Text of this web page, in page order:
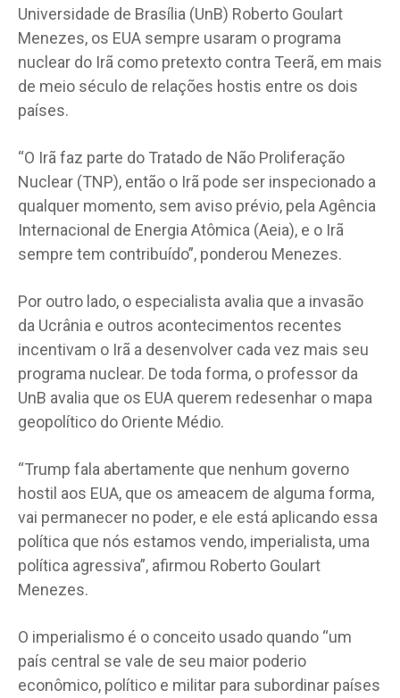
Universidade de Brasília (UnB) Roberto Goulart
Menezes, os EUA sempre usaram o programa
nuclear do Irã como pretexto contra Teerã, em mais
de meio século de relações hostis entre os dois
países.
“O Irã faz parte do Tratado de Não Proliferação
Nuclear (TNP), então o Irã pode ser inspecionado a
qualquer momento, sem aviso prévio, pela Agência
Internacional de Energia Atômica (Aeia), e o Irã
sempre tem contribuído”, ponderou Menezes.
Por outro lado, o especialista avalia que a invasão
da Ucrânia e outros acontecimentos recentes
incentivam o Irã a desenvolver cada vez mais seu
programa nuclear. De toda forma, o professor da
UnB avalia que os EUA querem redesenhar o mapa
geopolítico do Oriente Médio.
“Trump fala abertamente que nenhum governo
hostil aos EUA, que os ameacem de alguma forma,
vai permanecer no poder, e ele está aplicando essa
política que nós estamos vendo, imperialista, uma
política agressiva”, afirmou Roberto Goulart
Menezes.
O imperialismo é o conceito usado quando “um
país central se vale de seu maior poderio
econômico, político e militar para subordinar países